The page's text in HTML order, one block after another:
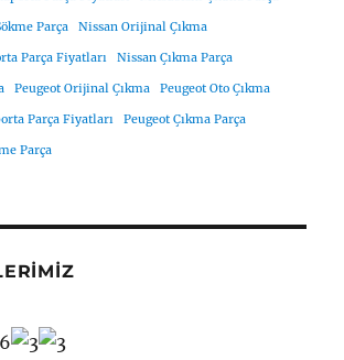
Parça Nissan Orijinal Çıkma
Parça Fiyatları Nissan Çıkma Parça
Peugeot Orijinal Çıkma Peugeot Oto Çıkma
Parça Fiyatları Peugeot Çıkma Parça
Parça